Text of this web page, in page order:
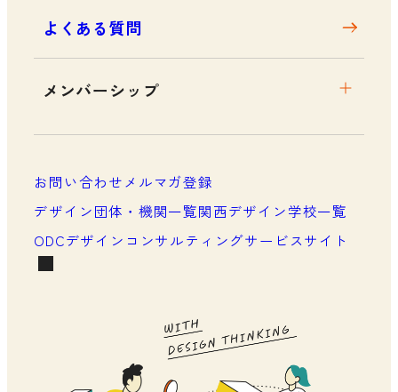
よくある質問
メンバーシップ
メンバーシップについて
お問い合わせメルマガ登録
デザイン団体・機関一覧関西デザイン学校一覧
ODCデザインコンサルティングサービスサイト